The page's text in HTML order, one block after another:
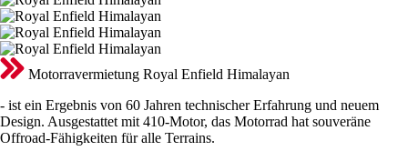
Motorravermietung Royal Enfield Himalayan
- ist ein Ergebnis von 60 Jahren technischer Erfahrung und neuem
Design. Ausgestattet mit 410-Motor, das Motorrad hat souveräne
Offroad-Fähigkeiten für alle Terrains.